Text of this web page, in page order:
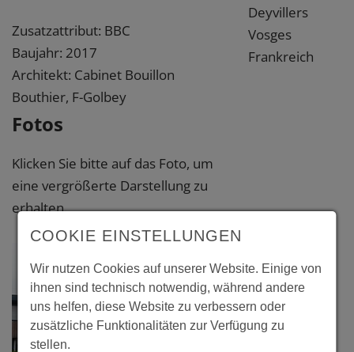
Zusatzattribut: BBC
Baujahr: 2017
Architekt: Cabinet Bouillon
Bouthier, F-Golbey
Fotos
Klicken Sie bitte auf das Foto, um
eine vergrößerte Darstellung zu
erhalten.
Deyvillers
Vosges
Frankreich
COOKIE EINSTELLUNGEN
Wir nutzen Cookies auf unserer Website. Einige von
ihnen sind technisch notwendig, während andere
uns helfen, diese Website zu verbessern oder
zusätzliche Funktionalitäten zur Verfügung zu
stellen.